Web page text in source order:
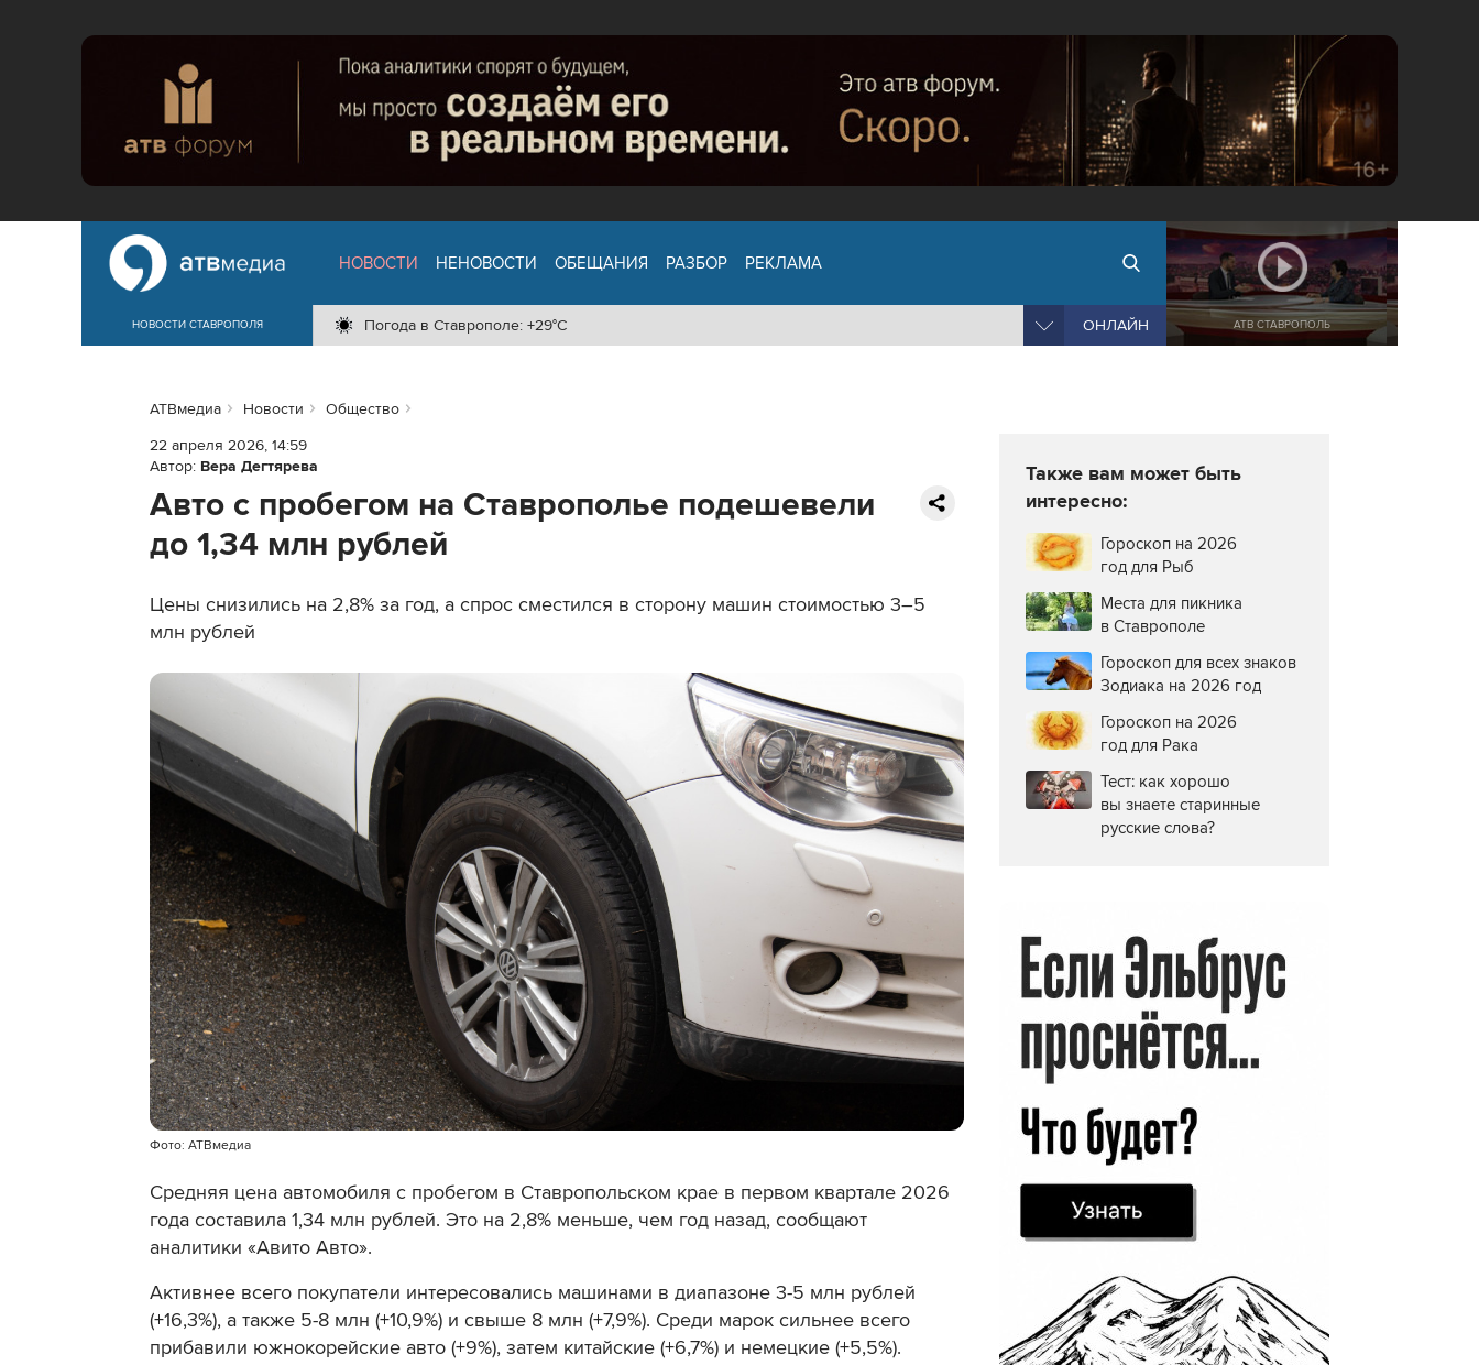
НОВОСТИ СТАВРОПОЛЯ
НОВОСТИ НЕНОВОСТИ ОБЕЩАНИЯ РАЗБОР РЕКЛАМА
Погода в Ставрополе: +29°C ОНЛАЙН АТВ СТАВРОПОЛЬ
АТВмедиа Новости
Общество
22 апреля 2026, 14:59
Автор: Вера Дегтярева
Авто с пробегом на Ставрополье подешевели
до 1,34 млн рублей
Цены снизились на 2,8% за год, а спрос сместился в сторону машин стоимостью 3–5
млн рублей
Фото: АТВмедиа
Средняя цена автомобиля с пробегом в Ставропольском крае в первом квартале 2026
года составила 1,34 млн рублей. Это на 2,8% меньше, чем год назад, сообщают
аналитики «Авито Авто».
Активнее всего покупатели интересовались машинами в диапазоне 3-5 млн рублей
(+16,3%), а также 5-8 млн (+10,9%) и свыше 8 млн (+7,9%). Среди марок сильнее всего
прибавили южнокорейские авто (+9%), затем китайские (+6,7%) и немецкие (+5,5%).
Также вам может быть
интересно:
Гороскоп на 2026
год для Рыб
Места для пикника
в Ставрополе
Гороскоп для всех знаков
Зодиака на 2026 год
Гороскоп на 2026
год для Рака
Тест: как хорошо
вы знаете старинные
русские слова?